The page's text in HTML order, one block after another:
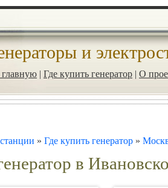
и
| Где купить генератор | О
» Где купить генератор »
в